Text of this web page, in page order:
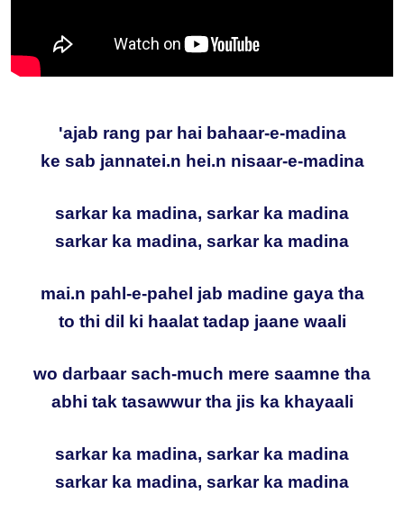
'ajab rang par hai bahaar-e-madina
ke sab jannatei.n hei.n nisaar-e-madina
sarkar ka madina, sarkar ka madina
sarkar ka madina, sarkar ka madina
mai.n pahl-e-pahel jab madine gaya tha
to thi dil ki haalat tadap jaane waali
wo darbaar sach-much mere saamne tha
abhi tak tasawwur tha jis ka khayaali
sarkar ka madina, sarkar ka madina
sarkar ka madina, sarkar ka madina